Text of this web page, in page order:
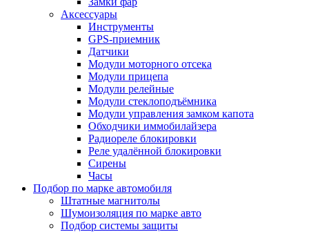
Аксессуары
Инструменты
GPS-приемник
Датчики
Модули моторного отсека
Модули прицепа
Модули релейные
Модули стеклоподъёмника
Модули управления замком капота
Обходчики иммобилайзера
Радиореле блокировки
Реле удалённой блокировки
Сирены
Часы
Подбор по марке автомобиля
Штатные магнитолы
Шумоизоляция по марке авто
Подбор системы защиты